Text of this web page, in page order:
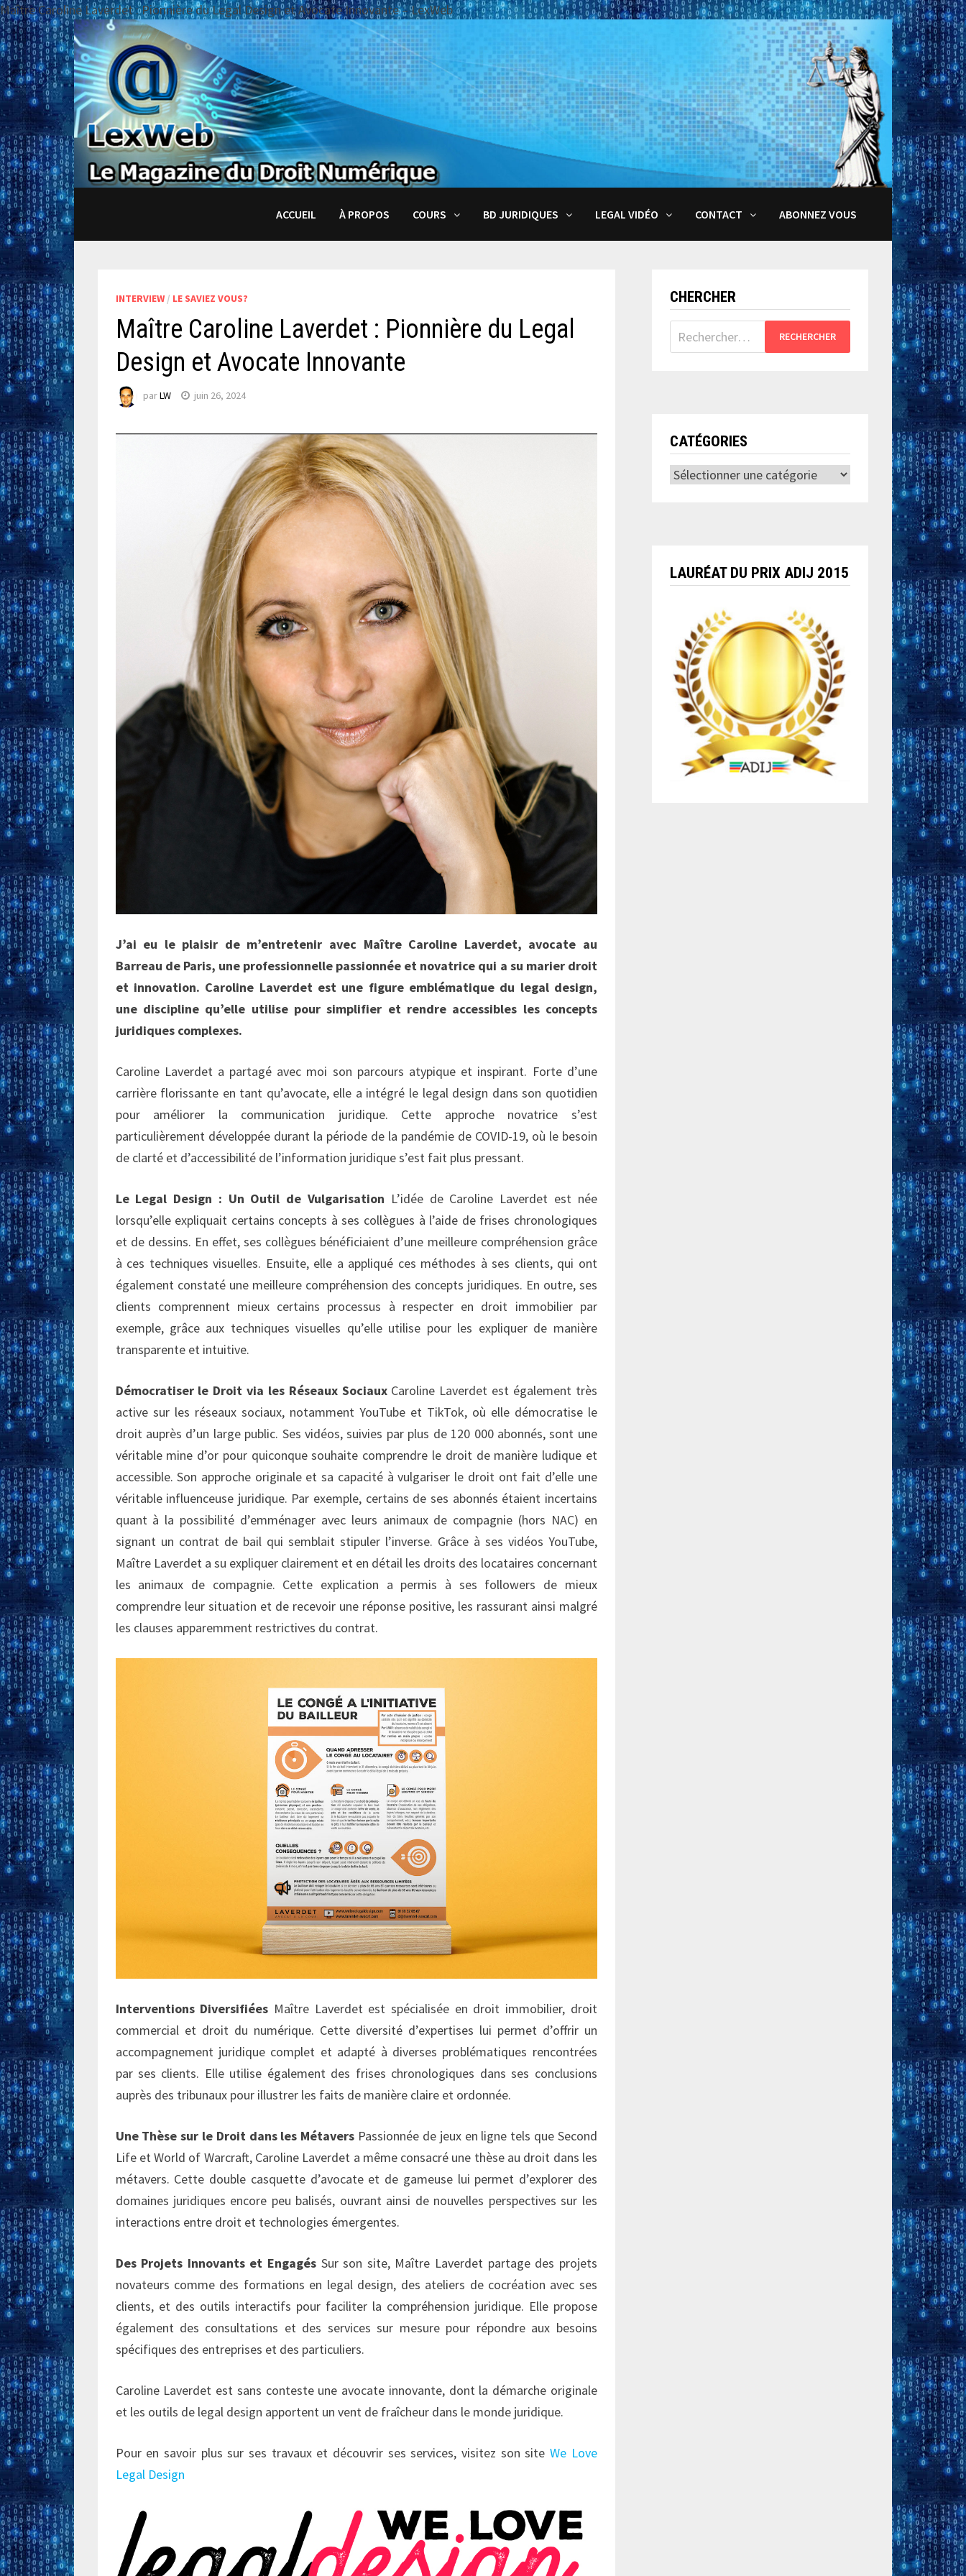
Maître Caroline Laverdet : Pionnière du Legal Design et Avocate Innovante – LexWeb
Passer
au
contenu
ACCUEIL À PROPOS COURS BD JURIDIQUES LEGAL VIDÉO CONTACT ABONNEZ VOUS
INTERVIEW/ LE SAVIEZ VOUS?
Maître Caroline Laverdet : Pionnière du Legal
Design et Avocate Innovante
parLW juin 26, 2024
J’ai eu le plaisir de m’entretenir avec Maître Caroline Laverdet, avocate au
Barreau de Paris, une professionnelle passionnée et novatrice qui a su marier droit
et innovation. Caroline Laverdet est une figure emblématique du legal design,
une discipline qu’elle utilise pour simplifier et rendre accessibles les concepts
juridiques complexes.
Caroline Laverdet a partagé avec moi son parcours atypique et inspirant. Forte d’une
carrière florissante en tant qu’avocate, elle a intégré le legal design dans son quotidien
pour améliorer la communication juridique. Cette approche novatrice s’est
particulièrement développée durant la période de la pandémie de COVID-19, où le besoin
de clarté et d’accessibilité de l’information juridique s’est fait plus pressant.
Le Legal Design : Un Outil de Vulgarisation L’idée de Caroline Laverdet est née
lorsqu’elle expliquait certains concepts à ses collègues à l’aide de frises chronologiques
et de dessins. En effet, ses collègues bénéficiaient d’une meilleure compréhension grâce
à ces techniques visuelles. Ensuite, elle a appliqué ces méthodes à ses clients, qui ont
également constaté une meilleure compréhension des concepts juridiques. En outre, ses
clients comprennent mieux certains processus à respecter en droit immobilier par
exemple, grâce aux techniques visuelles qu’elle utilise pour les expliquer de manière
transparente et intuitive.
Démocratiser le Droit via les Réseaux SociauxCaroline Laverdet est également très
active sur les réseaux sociaux, notamment YouTube et TikTok, où elle démocratise le
droit auprès d’un large public. Ses vidéos, suivies par plus de 120 000 abonnés, sont une
véritable mine d’or pour quiconque souhaite comprendre le droit de manière ludique et
accessible. Son approche originale et sa capacité à vulgariser le droit ont fait d’elle une
véritable influenceuse juridique. Par exemple, certains de ses abonnés étaient incertains
quant à la possibilité d’emménager avec leurs animaux de compagnie (hors NAC) en
signant un contrat de bail qui semblait stipuler l’inverse. Grâce à ses vidéos YouTube,
Maître Laverdet a su expliquer clairement et en détail les droits des locataires concernant
les animaux de compagnie. Cette explication a permis à ses followers de mieux
comprendre leur situation et de recevoir une réponse positive, les rassurant ainsi malgré
les clauses apparemment restrictives du contrat.
Interventions Diversifiées Maître Laverdet est spécialisée en droit immobilier, droit
commercial et droit du numérique. Cette diversité d’expertises lui permet d’offrir un
accompagnement juridique complet et adapté à diverses problématiques rencontrées
par ses clients. Elle utilise également des frises chronologiques dans ses conclusions
auprès des tribunaux pour illustrer les faits de manière claire et ordonnée.
Une Thèse sur le Droit dans les Métavers Passionnée de jeux en ligne tels que Second
Life et World of Warcraft, Caroline Laverdet a même consacré une thèse au droit dans les
métavers. Cette double casquette d’avocate et de gameuse lui permet d’explorer des
domaines juridiques encore peu balisés, ouvrant ainsi de nouvelles perspectives sur les
interactions entre droit et technologies émergentes.
Des Projets Innovants et EngagésSur son site, Maître Laverdet partage des projets
novateurs comme des formations en legal design, des ateliers de cocréation avec ses
clients, et des outils interactifs pour faciliter la compréhension juridique. Elle propose
également des consultations et des services sur mesure pour répondre aux besoins
spécifiques des entreprises et des particuliers.
Caroline Laverdet est sans conteste une avocate innovante, dont la démarche originale
et les outils de legal design apportent un vent de fraîcheur dans le monde juridique.
Pour en savoir plus sur ses travaux et découvrir ses services, visitez son siteWe Love
Legal Design
CHERCHER
Rechercher :
CATÉGORIES
Catégories
LAURÉAT DU PRIX ADIJ 2015